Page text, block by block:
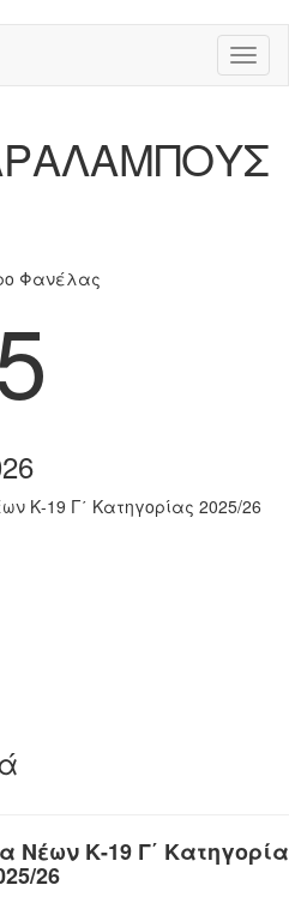
Φανέλας
Κ-19 Γ΄ Κατηγορίας 2025/26
Νέων Κ-19 Γ΄
26